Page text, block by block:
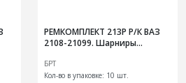
РЕМКОМПЛЕКТ 213Р Р/К ВАЗ
2108-21099. Шарниры
подвески
БРТ
Кол-во в упаковке: 10 шт.